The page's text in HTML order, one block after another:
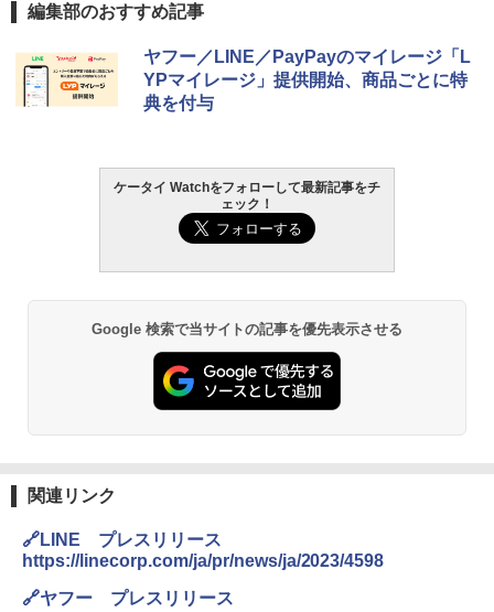
編集部のおすすめ記事
ヤフー／LINE／PayPayのマイレージ「L
YPマイレージ」提供開始、商品ごとに特
典を付与
ケータイ Watchをフォローして最新記事をチ
ェック！
Google 検索で当サイトの記事を優先表示させる
関連リンク
🔗LINE プレスリリース
https://linecorp.com/ja/pr/news/ja/2023/4598
🔗ヤフー プレスリリース